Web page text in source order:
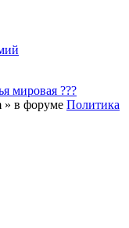
мировая ???
» в форуме Политика